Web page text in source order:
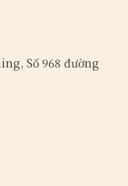
Số 968 đường